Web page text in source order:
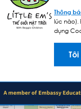
Thông
lúc nào).
dụng